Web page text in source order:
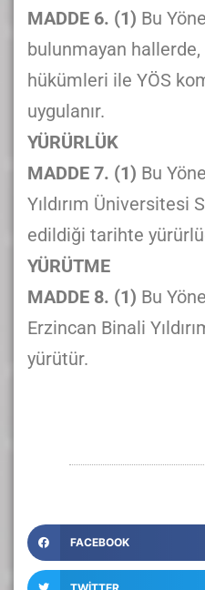
MADDE 6. (1) Bu
bulunmayan
hükümleri ile YÖS
uygulanır.
YÜRÜRLÜK
MADDE 7. (1) Bu
Yıldırım Üniversitesi
edildiği tarihte
YÜRÜTME
MADDE 8. (1) Bu
Erzincan Binali
yürütür.
FACEBOOK